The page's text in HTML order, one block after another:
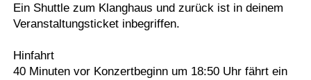
Ein Shuttle zum Klanghaus und zurück ist in deinem
Veranstaltungsticket inbegriffen.
Hinfahrt
40 Minuten vor Konzertbeginn um 18:50 Uhr fährt ein